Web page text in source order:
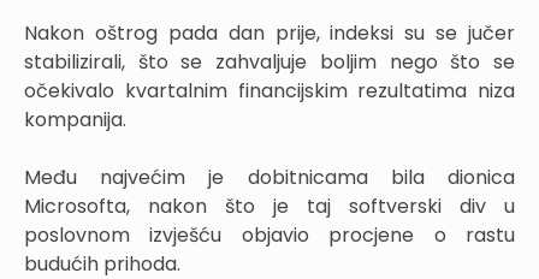
Nakon oštrog pada dan prije, indeksi su se jučer
stabilizirali, što se zahvaljuje boljim nego što se
očekivalo kvartalnim financijskim rezultatima niza
kompanija.
Među najvećim je dobitnicama bila dionica
Microsofta, nakon što je taj softverski div u
poslovnom izvješću objavio procjene o rastu
budućih prihoda.